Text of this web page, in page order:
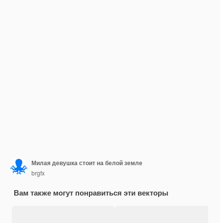
Милая девушка стоит на белой земле
brgfx
Вам также могут понравиться эти векторы